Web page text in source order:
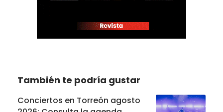
También te podría gustar
Conciertos en Torreón agosto